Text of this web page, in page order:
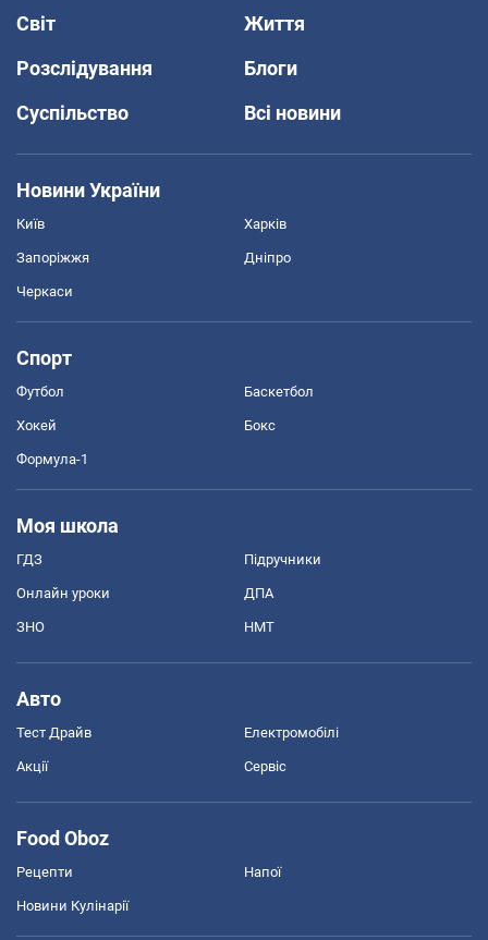
Світ
Життя
Розслідування
Блоги
Суспільство
Всі новини
Новини України
Київ Харків
Запоріжжя Дніпро
Черкаси
Спорт
Футбол Баскетбол
Хокей Бокс
Формула-1
Моя школа
ГДЗ Підручники
Онлайн уроки ДПА
ЗНО НМТ
Авто
Тест Драйв Електромобілі
Акції Сервіс
Food Oboz
Рецепти Напої
Новини Кулінарії